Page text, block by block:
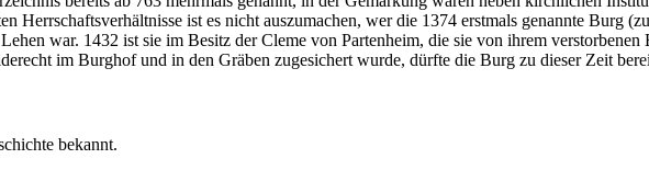
Herrschaftsverhältnisse ist es nicht auszumachen, wer die 1374 erstmals genannte Burg
war. 1432 ist sie im Besitz der Cleme von Partenheim, die sie von ihrem
im Burghof und in den Gräben zugesichert wurde, dürfte die Burg zu dieser Zeit
bekannt.